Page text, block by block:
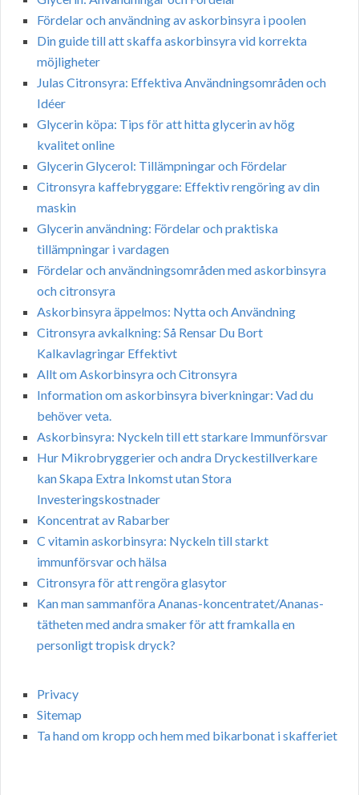
Fördelar och användning av askorbinsyra i poolen
Din guide till att skaffa askorbinsyra vid korrekta
möjligheter
Julas Citronsyra: Effektiva Användningsområden och
Idéer
Glycerin köpa: Tips för att hitta glycerin av hög
kvalitet online
Glycerin Glycerol: Tillämpningar och Fördelar
Citronsyra kaffebryggare: Effektiv rengöring av din
maskin
Glycerin användning: Fördelar och praktiska
tillämpningar i vardagen
Fördelar och användningsområden med askorbinsyra
och citronsyra
Askorbinsyra äppelmos: Nytta och Användning
Citronsyra avkalkning: Så Rensar Du Bort
Kalkavlagringar Effektivt
Allt om Askorbinsyra och Citronsyra
Information om askorbinsyra biverkningar: Vad du
behöver veta.
Askorbinsyra: Nyckeln till ett starkare Immunförsvar
Hur Mikrobryggerier och andra Dryckestillverkare
kan Skapa Extra Inkomst utan Stora
Investeringskostnader
Koncentrat av Rabarber
C vitamin askorbinsyra: Nyckeln till starkt
immunförsvar och hälsa
Citronsyra för att rengöra glasytor
Kan man sammanföra Ananas-koncentratet/Ananas-
tätheten med andra smaker för att framkalla en
personligt tropisk dryck?
Privacy
Sitemap
Ta hand om kropp och hem med bikarbonat i skafferiet